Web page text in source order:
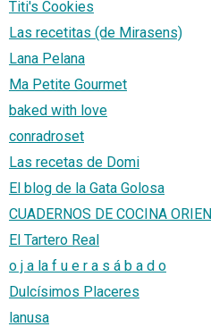
Titi's Cookies
Las recetitas (de Mirasens)
Lana Pelana
Ma Petite Gourmet
baked with love
conradroset
Las recetas de Domi
El blog de la Gata Golosa
CUADERNOS DE COCINA
El Tartero Real
o j a la f u e r a s á b a d o
Dulcísimos Placeres
lanusa